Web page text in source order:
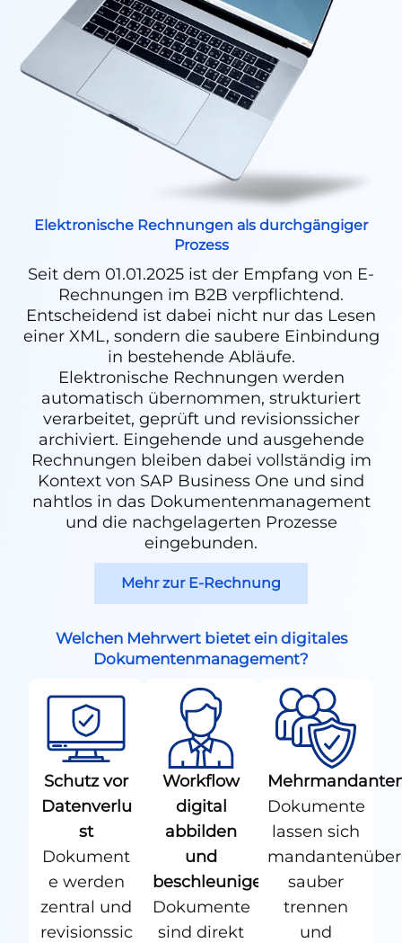
Elektronische Rechnungen als durchgängiger
Prozess
Seit dem 01.01.2025 ist der Empfang von E-
Rechnungen im B2B verpflichtend.
Entscheidend ist dabei nicht nur das Lesen
einer XML, sondern die saubere Einbindung
in bestehende Abläufe.
Elektronische Rechnungen werden
automatisch übernommen, strukturiert
verarbeitet, geprüft und revisionssicher
archiviert. Eingehende und ausgehende
Rechnungen bleiben dabei vollständig im
Kontext von SAP Business One und sind
nahtlos in das Dokumentenmanagement
und die nachgelagerten Prozesse
eingebunden.
Mehr zur E-Rechnung
Welchen Mehrwert bietet ein digitales
Dokumentenmanagement?
Schutz vor
Datenverlu
st
Dokument
e werden
zentral und
revisionssic
Workflow
digital
abbilden
und
beschleunigen
Dokumente
sind direkt
Dokumente
lassen sich
sauber
trennen
und